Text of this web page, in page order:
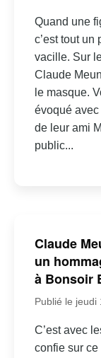
Quand une
c’est tout un
vacille. Sur
Claude
le masque.
évoqué
de leur ami
public...
Claude
un
à Bonsoir
Publié le jeudi
C’est avec
confie sur